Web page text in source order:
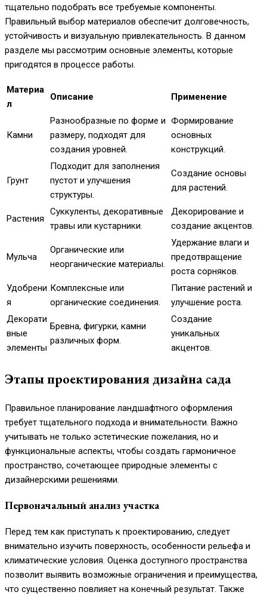
тщательно подобрать все требуемые компоненты.
Правильный выбор материалов обеспечит долговечность,
устойчивость и визуальную привлекательность. В данном
разделе мы рассмотрим основные элементы, которые
пригодятся в процессе работы.
Материа
л
Описание Применение
Камни
Разнообразные по форме и
размеру, подходят для
создания уровней.
Формирование
основных
конструкций.
Грунт
Подходит для заполнения
пустот и улучшения
структуры.
Создание основы
для растений.
Растения
Суккуленты, декоративные
травы или кустарники.
Декорирование и
создание акцентов.
Мульча
Органические или
неорганические материалы.
Удержание влаги и
предотвращение
роста сорняков.
Удобрени
я
Комплексные или
органические соединения.
Питание растений и
улучшение роста.
Декорати
вные
элементы
Бревна, фигурки, камни
различных форм.
Создание
уникальных
акцентов.
Этапы проектирования дизайна сада
Правильное планирование ландшафтного оформления
требует тщательного подхода и внимательности. Важно
учитывать не только эстетические пожелания, но и
функциональные аспекты, чтобы создать гармоничное
пространство, сочетающее природные элементы с
дизайнерскими решениями.
Первоначальный анализ участка
Перед тем как приступать к проектированию, следует
внимательно изучить поверхность, особенности рельефа и
климатические условия. Оценка доступного пространства
позволит выявить возможные ограничения и преимущества,
что существенно повлияет на конечный результат. Также